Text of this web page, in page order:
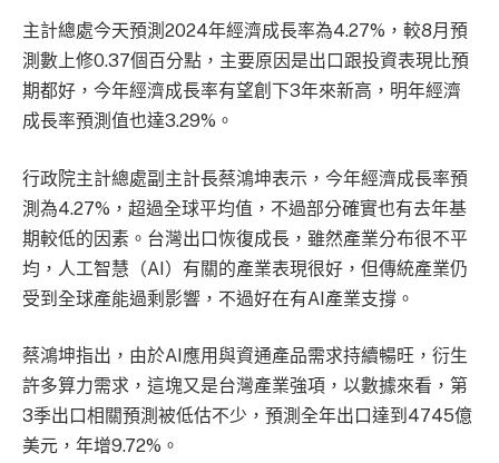
主計總處今天預測2024年經濟成長率為4.27%，較8月預
測數上修0.37個百分點，主要原因是出口跟投資表現比預
期都好，今年經濟成長率有望創下3年來新高，明年經濟
成長率預測值也達3.29%。
行政院主計總處副主計長蔡鴻坤表示，今年經濟成長率預
測為4.27%，超過全球平均值，不過部分確實也有去年基
期較低的因素。台灣出口恢復成長，雖然產業分布很不平
均，人工智慧（AI）有關的產業表現很好，但傳統產業仍
受到全球產能過剩影響，不過好在有AI產業支撐。
蔡鴻坤指出，由於AI應用與資通產品需求持續暢旺，衍生
許多算力需求，這塊又是台灣產業強項，以數據來看，第
3季出口相關預測被低估不少，預測全年出口達到4745億
美元，年增9.72%。